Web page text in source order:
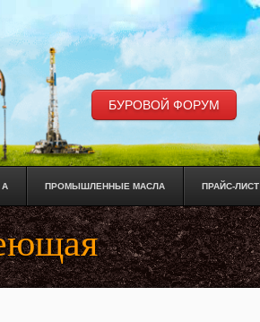
БУРОВОЙ ФОРУМ
А ПРОМЫШЛЕННЫЕ МАСЛА ПРАЙС-ЛИСТ